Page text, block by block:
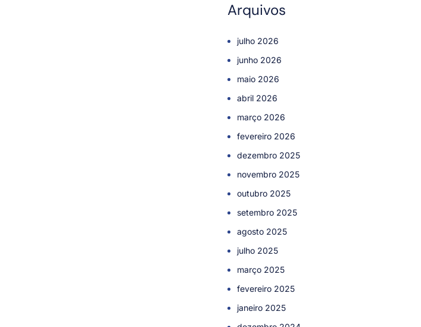
Arquivos
julho 2026
junho 2026
maio 2026
abril 2026
março 2026
fevereiro 2026
dezembro 2025
novembro 2025
outubro 2025
setembro 2025
agosto 2025
julho 2025
março 2025
fevereiro 2025
janeiro 2025